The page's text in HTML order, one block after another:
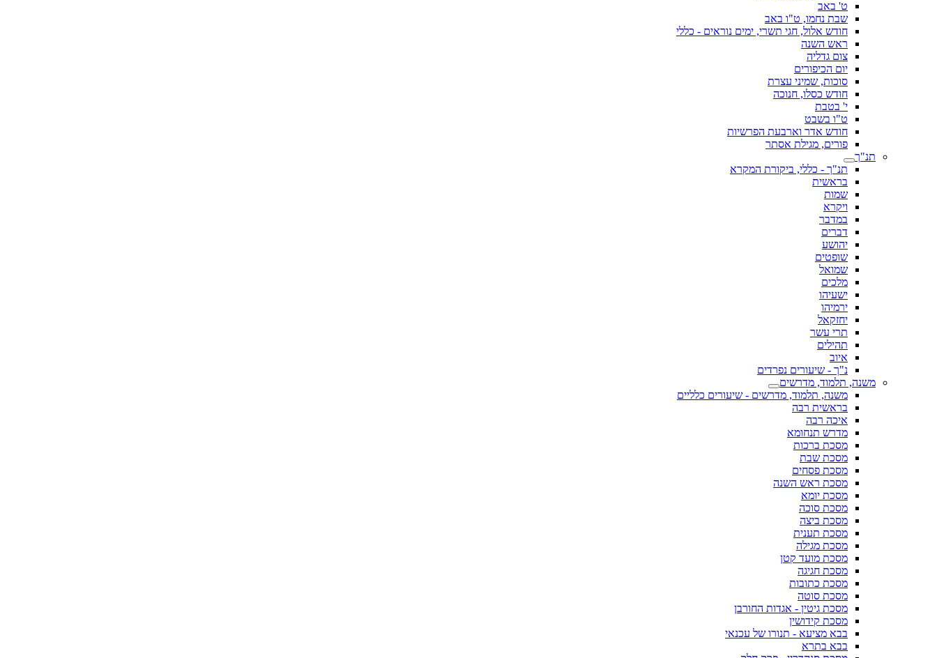
ט' באב
שבת נחמו, ט"ו באב
חודש אלול, חגי תשרי, ימים נוראים - כללי
ראש השנה
צום גדליה
יום הכיפורים
סוכות, שמיני עצרת
חודש כסלו, חנוכה
י' בטבת
ט"ו בשבט
חודש אדר וארבעת הפרשיות
פורים, מגילת אסתר
תנ"ך
תנ"ך - כללי, ביקורת המקרא
בראשית
שמות
ויקרא
במדבר
דברים
יהושע
שופטים
שמואל
מלכים
ישעיהו
ירמיהו
יחזקאל
תרי עשר
תהילים
איוב
נ"ך - שיעורים נפרדים
משנה, תלמוד, מדרשים
משנה, תלמוד, מדרשים - שיעורים כלליים
בראשית רבה
איכה רבה
מדרש תנחומא
מסכת ברכות
מסכת שבת
מסכת פסחים
מסכת ראש השנה
מסכת יומא
מסכת סוכה
מסכת ביצה
מסכת תענית
מסכת מגילה
מסכת מועד קטן
מסכת חגיגה
מסכת כתובות
מסכת סוטה
מסכת גיטין - אגדות החורבן
מסכת קידושין
בבא מציעא - תנורו של עכנאי
בבא בתרא